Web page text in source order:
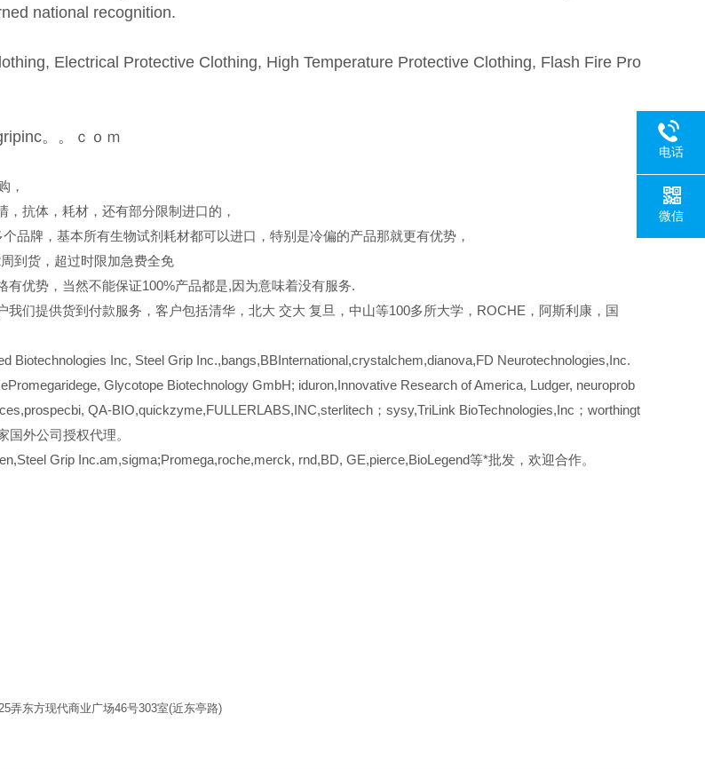
national recognition.
Electrical Protective Clothing, High Temperature Protective Clothing, Flash Fire Pro
。。ｃｏｍ
，
，抗体，耗材，还有部分限制进口的，
个品牌，基本所有生物试剂耗材都可以进口，特别是冷偏的产品那就更有优势，
到货，超过时限加急费全免
有优势，当然不能保证100%产品都是,因为意味着没有服务.
我们提供货到付款服务，客户包括清华，北大 交大 复旦，中山等100多所大学，ROCHE，阿斯利康，国
Biotechnologies Inc, Steel Grip Inc.,bangs,BBInternational,crystalchem,dianova,FD Neurotechnologies,Inc.
Glycotope Biotechnology GmbH; iduron,Innovative Research of America, Ludger, neuroprob
QA-BIO,quickzyme,FULLERLABS,INC,sterlitech；sysy,TriLink BioTechnologies,Inc；worthingt
国外公司授权代理。
Grip Inc.am,sigma;Promega,roche,merck, rnd,BD, GE,pierce,BioLegend等*批发，欢迎合作。
弄东方现代商业广场46号303室(近东亭路)
电话
微信